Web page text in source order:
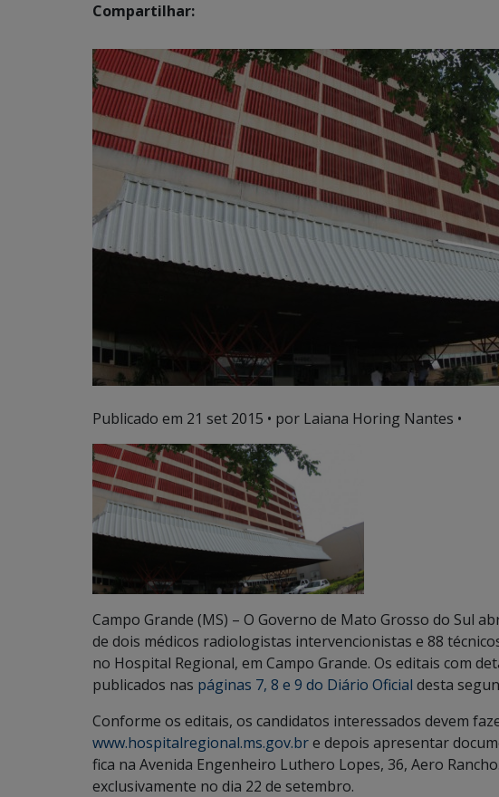
Compartilhar:
Publicado em 21 set 2015 • por Laiana Horing Nantes •
Campo Grande (MS) – O Governo de Mato Grosso do Sul
de dois médicos radiologistas intervencionistas e 88
no Hospital Regional, em Campo Grande. Os editais com
publicados nas páginas 7, 8 e 9 do Diário Oficial desta
Conforme os editais, os candidatos interessados devem
www.hospitalregional.ms.gov.bre depois apresentar
fica na Avenida Engenheiro Luthero Lopes, 36, Aero
exclusivamente no dia 22 de setembro.